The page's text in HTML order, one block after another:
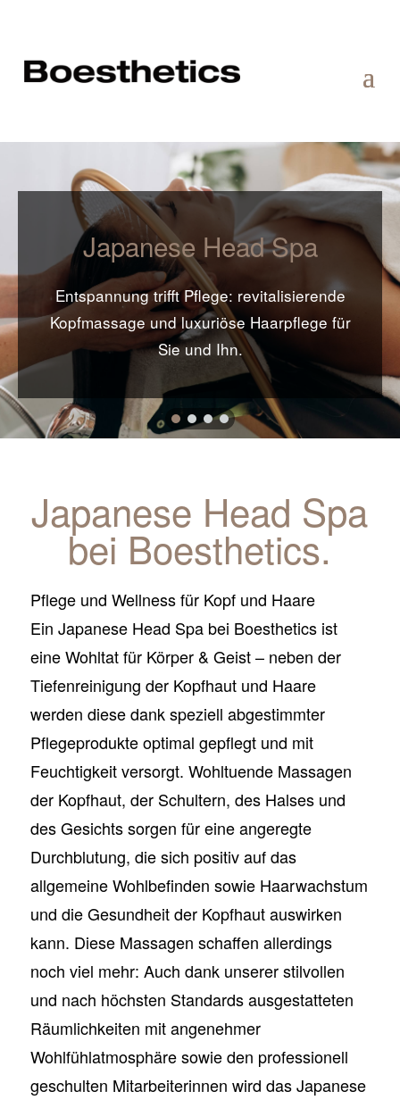
Japanese Head Spa
Entspannung trifft Pflege: revitalisierende
Kopfmassage und luxuriöse Haarpflege für
Sie und Ihn.
Japanese Head Spa
bei Boesthetics.
Pflege und Wellness für Kopf und Haare
Ein Japanese Head Spa bei Boesthetics ist
eine Wohltat für Körper & Geist – neben der
Tiefenreinigung der Kopfhaut und Haare
werden diese dank speziell abgestimmter
Pflegeprodukte optimal gepflegt und mit
Feuchtigkeit versorgt. Wohltuende Massagen
der Kopfhaut, der Schultern, des Halses und
des Gesichts sorgen für eine angeregte
Durchblutung, die sich positiv auf das
allgemeine Wohlbefinden sowie Haarwachstum
und die Gesundheit der Kopfhaut auswirken
kann. Diese Massagen schaffen allerdings
noch viel mehr: Auch dank unserer stilvollen
und nach höchsten Standardsausgestatteten
Räumlichkeiten mit angenehmer
Wohlfühlatmosphäre sowie den professionell
geschulten Mitarbeiterinnen wird das Japanese